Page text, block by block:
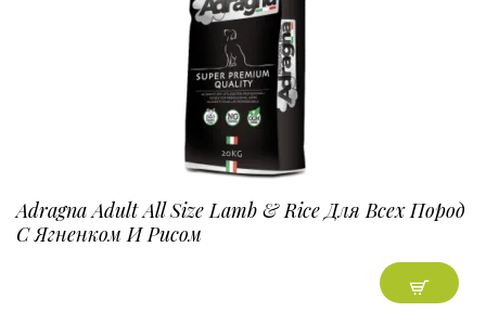
Adragna Adult All Size Lamb & Rice Для Всех Пород
С Ягненком И Рисом